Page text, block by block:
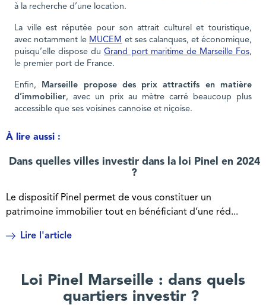
à la recherche d’une location.
La ville est réputée pour son attrait culturel et touristique,
avec notamment le MUCEM et ses calanques, et économique,
puisqu’elle dispose duGrand port maritime de Marseille Fos,
le premier port de France.
Enfin,
Marseille propose des prix attractifs en matière
d’immobilier, avec un prix au mètre carré beaucoup plus
accessible que ses voisines cannoise et niçoise.
À lire aussi :
Dans quelles villes investir dans la loi Pinel en 2024
?
Le dispositif Pinel permet de vous constituer un
patrimoine immobilier tout en bénéficiant d’une réd...
Lire l'article
Loi Pinel Marseille : dans quels
quartiers investir ?